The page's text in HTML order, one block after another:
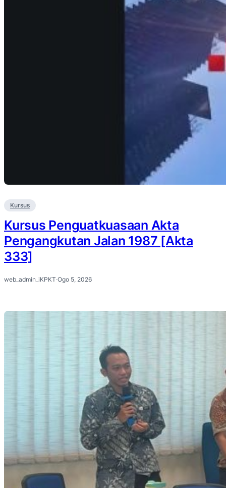
Kursus
Kursus Penguatkuasaan Akta
Pengangkutan Jalan 1987 [Akta
333]
web_admin_iKPKT·Ogo 5, 2026